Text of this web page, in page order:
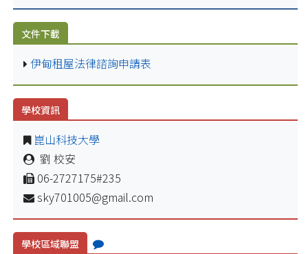
文件下載
伊甸租屋法律諮詢申請表
學校資訊
崑山科技大學
劉 校安
06-2727175#235
sky701005@gmail.com
學校區域聯盟